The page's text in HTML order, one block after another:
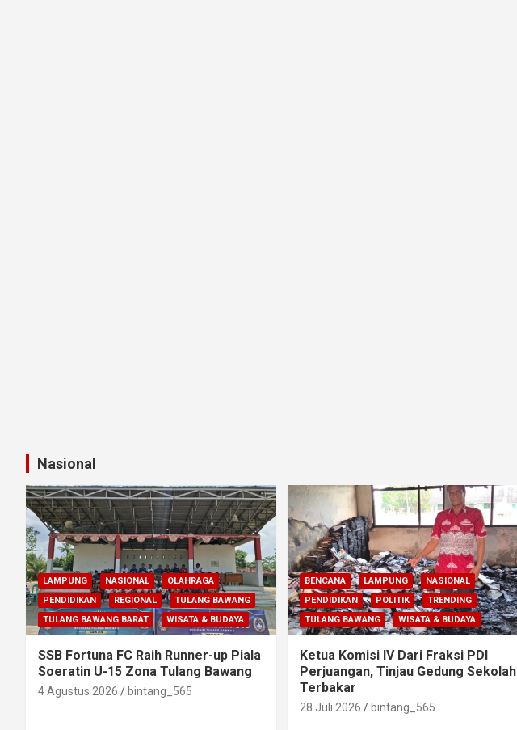
Nasional
LAMPUNG NASIONAL
OLAHRAGA
PENDIDIKAN
REGIONAL
TULANG BAWANG
TULANG BAWANG BARAT
WISATA & BUDAYA
SSB Fortuna FC Raih Runner-up Piala
Soeratin U-15 Zona Tulang Bawang
4 Agustus 2026 bintang_565
BENCANA LAMPUNG
NASIONAL
PENDIDIKAN
POLITIK
TRENDING
TULANG BAWANG
WISATA & BUDAYA
Ketua Komisi IV Dari Fraksi PDI
Perjuangan, Tinjau Gedung Sekolah
Terbakar
28 Juli 2026 bintang_565